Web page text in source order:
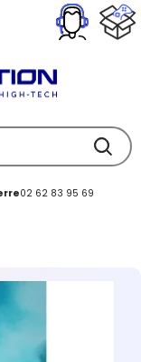
02 62 83 95 69